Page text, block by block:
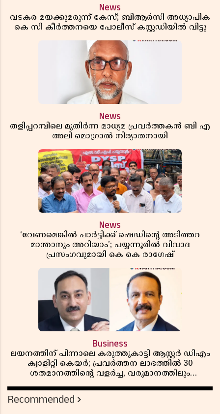
News
വടകര മയക്കുമരുന്ന് കേസ്; ബിആർസി അധ്യാപിക
കെ സി കീർത്തനയെ പോലീസ് കസ്റ്റഡിയിൽ വിട്ടു
News
തളിപ്പറമ്പിലെ മുതിർന്ന മാധ്യമ പ്രവർത്തകൻ ബി എ
അലി മൊഗ്രാൽ നിര്യാതനായി
News
‘വേണമെങ്കിൽ പാർട്ടിക്ക് ഷെഡിൻ്റെ അടിത്തറ
മാന്താനും അറിയാം’; പയ്യന്നൂരിൽ വിവാദ
പ്രസംഗവുമായി കെ കെ രാഗേഷ്
Business
ലയനത്തിന് പിന്നാലെ കരുത്തുകാട്ടി ആസ്റ്റർ ഡിഎം
ക്വാളിറ്റി കെയർ; പ്രവർത്തന ലാഭത്തിൽ 30
ശതമാനത്തിൻ്റെ വളർച്ച, വരുമാനത്തിലും
റിപ്പോർട്ട് പുറത്ത്
Recommended